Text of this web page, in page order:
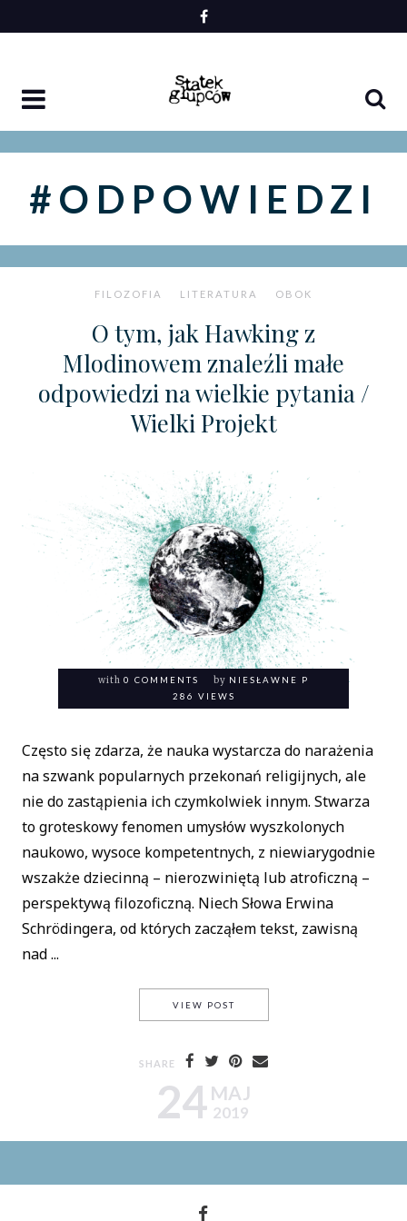
to
#ODPOWIEDZI
FILOZOFIA LITERATURA OBOK
O tym, jak Hawking z
Mlodinowem znaleźli małe
odpowiedzi na wielkie pytania /
Wielki Projekt
with 0 COMMENTS by NIESŁAWNE P
286 VIEWS
Często się zdarza, że nauka wystarcza do narażenia
na szwank popularnych przekonań religijnych, ale
nie do zastąpienia ich czymkolwiek innym. Stwarza
to groteskowy fenomen umysłów wyszkolonych
naukowo, wysoce kompetentnych, z niewiarygodnie
wszakże dziecinną – nierozwiniętą lub atroficzną –
perspektywą filozoficzną. Niech Słowa Erwina
Schrödingera, od których zacząłem tekst, zawisną
nad ...
24 MAJ
2019
VIEW POSTO TYM, JAK HAWKING Z
SHARE